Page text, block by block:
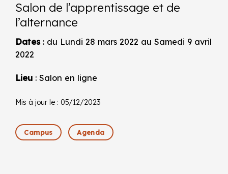
Salon de l’apprentissage et de
l’alternance
Dates : du Lundi 28 mars 2022 au Samedi 9 avril
2022
Lieu : Salon en ligne
Mis à jour le : 05/12/2023
Campus Agenda